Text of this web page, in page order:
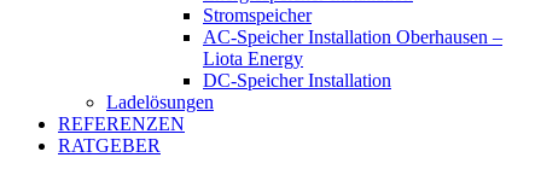
Stromspeicher
AC-Speicher Installation Oberhausen –
Liota Energy
DC-Speicher Installation
Ladelösungen
REFERENZEN
RATGEBER